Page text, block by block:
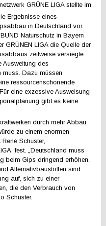
GRÜNE LIGA stellte im
Ergebnisse eines
in Deutschland vor.
Naturschutz in Bayern
GRÜNEN LIGA die Quelle der
zeitweise versiegte.
Ausweitung des
muss. Dazu müssen
ressourcenschonende
eine exzessive Ausweisung
gibt es keine
durch mehr Abbau
zu einem enormen
Schuster,
fest. „Deutschland muss
beim Gips dringend erhöhen.
Alternativbaustoffen sind
auf, sich zu einer
die den Verbrauch von
Schuster.